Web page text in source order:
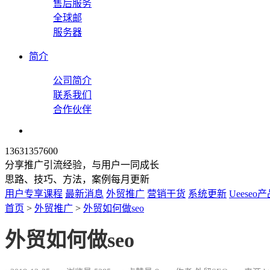
售后服务
全球邮
服务器
简介
公司简介
联系我们
合作伙伴
13631357600
分享推广引流经验，与用户一同成长
思路、技巧、方法，案例每月更新
用户专享课程 最新消息 外贸推广 营销干货 系统更新 Ueeseo产
首页 > 外贸推广 > 外贸如何做seo
外贸如何做seo